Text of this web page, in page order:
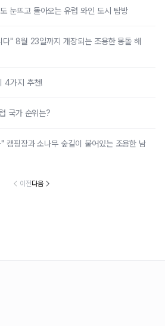
눈뜨고 돌아오는 유럽 와인 도시 탐방
다" 8월 23일까지 개장되는 조용한 몽돌 해
4가지 추천!
국가 순위는?
캠핑장과 소나무 숲길이 붙어있는 조용한 남
이전다음